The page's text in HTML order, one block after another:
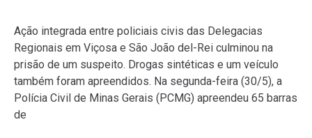
Ação integrada entre policiais civis das Delegacias
Regionais em Viçosa e São João del-Rei culminou na
prisão de um suspeito. Drogas sintéticas e um veículo
também foram apreendidos. Na segunda-feira (30/5), a
Polícia Civil de Minas Gerais (PCMG) apreendeu 65 barras
de